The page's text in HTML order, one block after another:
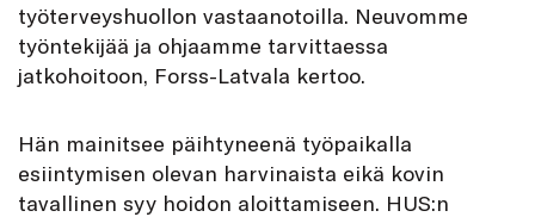
työterveyshuollon vastaanotoilla. Neuvomme
työntekijää ja ohjaamme tarvittaessa
jatkohoitoon, Forss-Latvala kertoo.
Hän mainitsee päihtyneenä työpaikalla
esiintymisen olevan harvinaista eikä kovin
tavallinen syy hoidon aloittamiseen. HUS:n